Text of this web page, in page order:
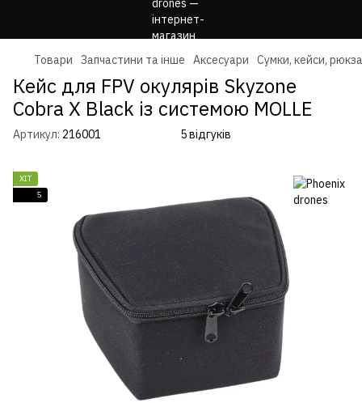
Товари Запчастини та інше Аксесуари Сумки, кейси,
Кейс для FPV окулярів Skyzone
Cobra X Black із системою MOLLE
Артикул: 216001 5 відгуків
ХІТ
5